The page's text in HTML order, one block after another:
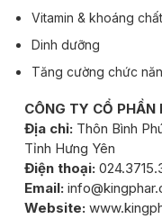
Vitamin & khoáng chất
Dinh dưỡng
Tăng cường chức
CÔNG TY CỔ
Địa chỉ: Thôn Bình
Tỉnh Hưng Yên
Điện thoại:
Email:
Website: